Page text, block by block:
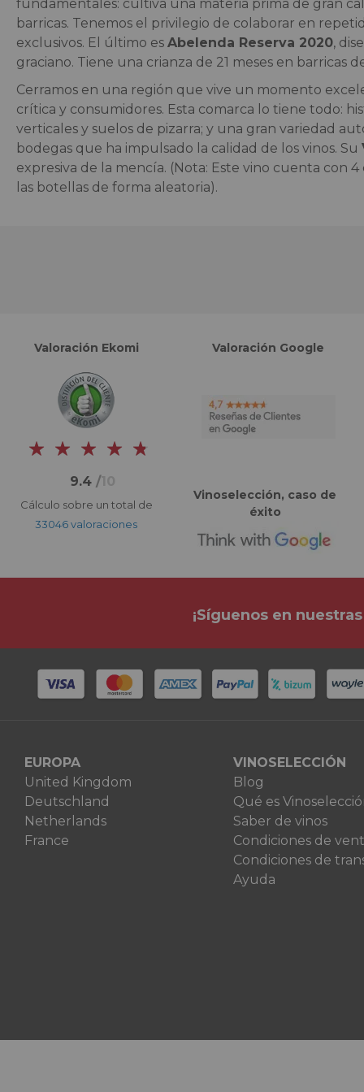
fundamentales: cultiva una materia prima de gran
barricas. Tenemos el privilegio de colaborar en
exclusivos. El último es Abelenda Reserva 2020,
graciano. Tiene una crianza de 21 meses en barricas
Cerramos en una región que vive un momento
crítica y consumidores. Esta comarca lo tiene todo:
verticales y suelos de pizarra; y una gran variedad
bodegas que ha impulsado la calidad de los vinos. Su
expresiva de la mencía. (Nota: Este vino cuenta con
las botellas de forma aleatoria).
Valoración Ekomi
9.4 /10
Cálculo sobre un total de
33046 valoraciones
Valoración Google
Vinoselección, caso de
éxito
¡Síguenos en
EUROPA
United Kingdom
Deutschland
Netherlands
France
VINOSELECCIÓN
Blog
Qué es
Saber de vinos
Condiciones de
Condiciones de
Ayuda